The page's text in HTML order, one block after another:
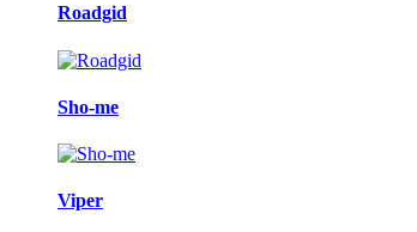
Roadgid
Sho-me
Viper